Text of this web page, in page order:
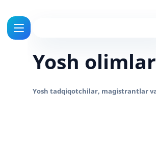
Yosh olimlar